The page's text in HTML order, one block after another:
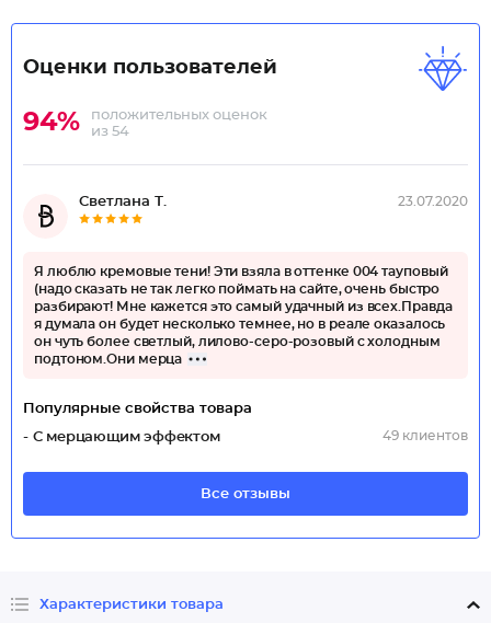
Оценки пользователей
94%
положительных оценок
из 54
Светлана Т. 23.07.2020
Я люблю кремовые тени! Эти взяла в оттенке 004 тауповый
(надо сказать не так легко поймать на сайте, очень быстро
разбирают! Мне кажется это самый удачный из всех.Правда
я думала он будет несколько темнее, но в реале оказалось
он чуть более светлый, лилово-серо-розовый с холодным
подтоном.Они мерца
Популярные свойства товара
- С мерцающим эффектом
49 клиентов
Все отзывы
Характеристики товара